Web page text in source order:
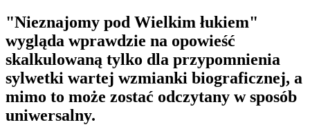
"Nieznajomy pod Wielkim łukiem"
wygląda wprawdzie na opowieść
skalkulowaną tylko dla przypomnienia
sylwetki wartej wzmianki biograficznej, a
mimo to może zostać odczytany w sposób
uniwersalny.